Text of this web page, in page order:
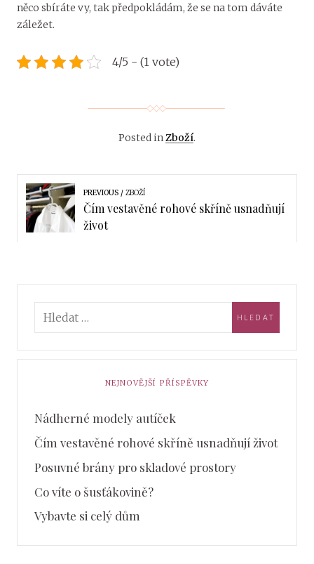
něco sbíráte vy, tak předpokládám, že se na tom dáváte
záležet.
4/5 - (1 vote)
Posted inZboží.
PREVIOUS ZBOŽÍ
Čím vestavěné rohové skříně usnadňují
život
NEJNOVĚJŠÍ PŘÍSPĚVKY
Nádherné modely autíček
Čím vestavěné rohové skříně usnadňují život
Posuvné brány pro skladové prostory
Co víte o šusťákovině?
Vybavte si celý dům